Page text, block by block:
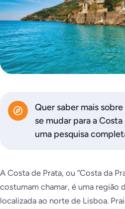
Quer saber mais
se mudar para a
uma pesquisa
A Costa de Prata, ou “Costa da
costumam chamar, é uma região
localizada ao norte de Lisboa.